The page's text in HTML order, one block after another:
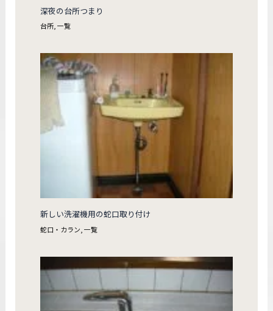
深夜の台所つまり
台所,一覧
新しい洗濯機用の蛇口取り付け
蛇口・カラン ,一覧